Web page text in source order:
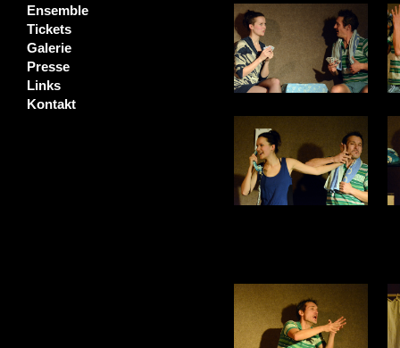
Ensemble
Tickets
Galerie
Presse
Links
Kontakt